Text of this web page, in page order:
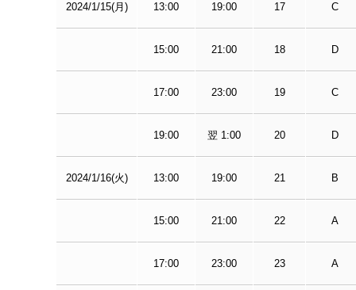
2024/1/15(月) 13:00 19:00 17 C
15:00 21:00 18 D
17:00 23:00 19 C
19:00 翌 1:00 20 D
2024/1/16(火) 13:00 19:00 21 B
15:00 21:00 22 A
17:00 23:00 23 A